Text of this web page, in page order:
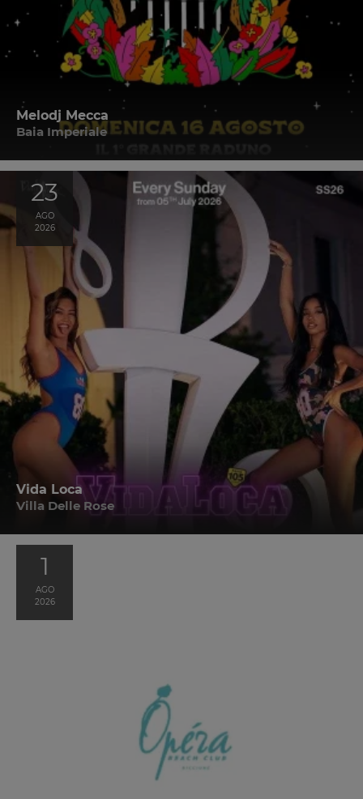
Melodj Mecca
Baia Imperiale
23
AGO
2026
Vida Loca
Villa Delle Rose
1
AGO
2026